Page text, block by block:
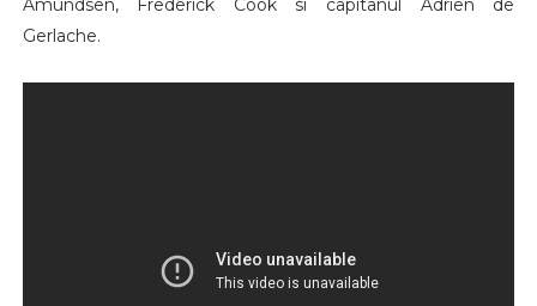
Amundsen, Frederick Cook si capitanul Adrien de
Gerlache.